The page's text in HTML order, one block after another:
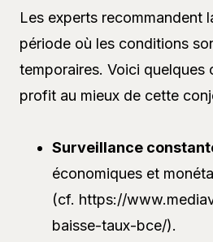
Les experts recommandent
période où les conditions
temporaires. Voici quelques
profit au mieux de cette
Surveillance
économiques et
(cf. https://
baisse-taux-bce/).